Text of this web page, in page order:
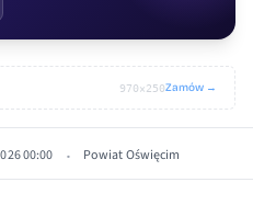
970×250Zamów →
00:00 • Powiat Oświęcim